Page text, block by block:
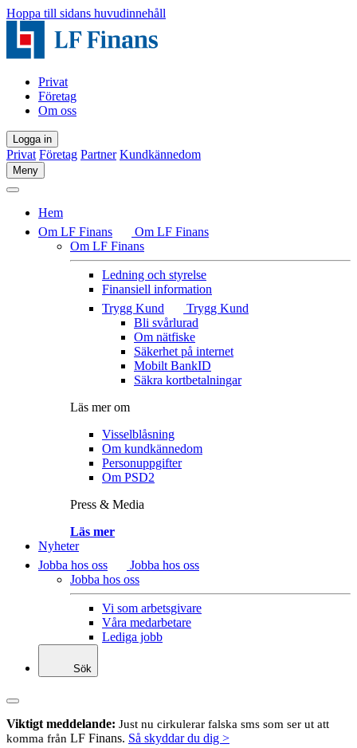
Hoppa till sidans huvudinnehåll
Privat
Företag
Om oss
Logga in
Privat Företag Partner Kundkännedom
Meny
Hem
Om LF Finans
Om LF Finans
Om LF Finans
Ledning och styrelse
Finansiell information
Trygg Kund
Trygg Kund
Bli svårlurad
Om nätfiske
Säkerhet på internet
Mobilt BankID
Säkra kortbetalningar
Läs mer om
Visselblåsning
Om kundkännedom
Personuppgifter
Om PSD2
Press & Media
Läs mer
Nyheter
Jobba hos oss
Jobba hos oss
Jobba hos oss
Vi som arbetsgivare
Våra medarbetare
Lediga jobb
Sök
Viktigt meddelande: Just nu cirkulerar falska sms som ser ut att
komma från LF Finans. Så skyddar du dig >